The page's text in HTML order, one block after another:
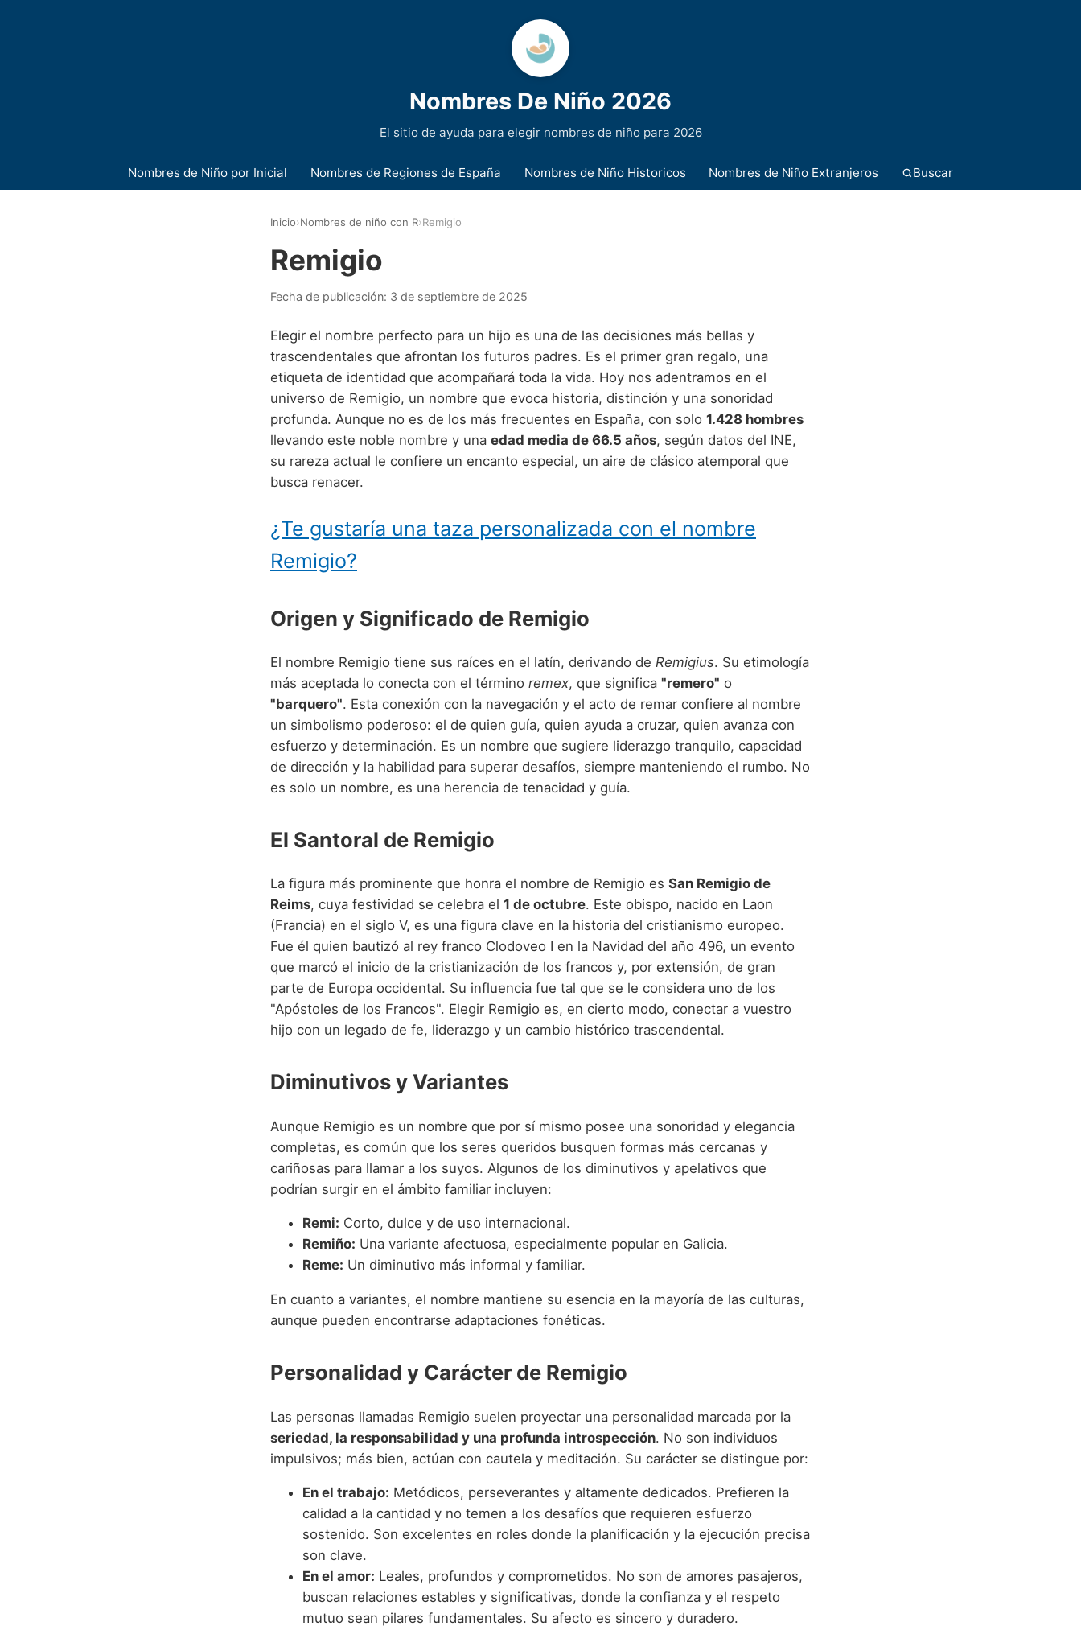
Nombres De Niño 2026
El sitio de ayuda para elegir nombres de niño para 2026
Nombres de Niño por Inicial Nombres de Regiones de España Nombres de Niño Historicos Nombres de Niño Extranjeros Buscar
Inicio›Nombres de niño con R›Remigio
Remigio
Fecha de publicación: 3 de septiembre de 2025
Elegir el nombre perfecto para un hijo es una de las decisiones más bellas y
trascendentales que afrontan los futuros padres. Es el primer gran regalo, una
etiqueta de identidad que acompañará toda la vida. Hoy nos adentramos en el
universo de Remigio, un nombre que evoca historia, distinción y una sonoridad
profunda. Aunque no es de los más frecuentes en España, con solo 1.428 hombres
llevando este noble nombre y una edad media de 66.5 años, según datos del INE,
su rareza actual le confiere un encanto especial, un aire de clásico atemporal que
busca renacer.
¿Te gustaría una taza personalizada con el nombre
Remigio?
Origen y Significado de Remigio
El nombre Remigio tiene sus raíces en el latín, derivando de Remigius. Su etimología
más aceptada lo conecta con el término remex, que significa "remero" o
"barquero". Esta conexión con la navegación y el acto de remar confiere al nombre
un simbolismo poderoso: el de quien guía, quien ayuda a cruzar, quien avanza con
esfuerzo y determinación. Es un nombre que sugiere liderazgo tranquilo, capacidad
de dirección y la habilidad para superar desafíos, siempre manteniendo el rumbo. No
es solo un nombre, es una herencia de tenacidad y guía.
El Santoral de Remigio
La figura más prominente que honra el nombre de Remigio es San Remigio de
Reims, cuya festividad se celebra el 1 de octubre. Este obispo, nacido en Laon
(Francia) en el siglo V, es una figura clave en la historia del cristianismo europeo.
Fue él quien bautizó al rey franco Clodoveo I en la Navidad del año 496, un evento
que marcó el inicio de la cristianización de los francos y, por extensión, de gran
parte de Europa occidental. Su influencia fue tal que se le considera uno de los
"Apóstoles de los Francos". Elegir Remigio es, en cierto modo, conectar a vuestro
hijo con un legado de fe, liderazgo y un cambio histórico trascendental.
Diminutivos y Variantes
Aunque Remigio es un nombre que por sí mismo posee una sonoridad y elegancia
completas, es común que los seres queridos busquen formas más cercanas y
cariñosas para llamar a los suyos. Algunos de los diminutivos y apelativos que
podrían surgir en el ámbito familiar incluyen:
Remi: Corto, dulce y de uso internacional.
Remiño: Una variante afectuosa, especialmente popular en Galicia.
Reme: Un diminutivo más informal y familiar.
En cuanto a variantes, el nombre mantiene su esencia en la mayoría de las culturas,
aunque pueden encontrarse adaptaciones fonéticas.
Personalidad y Carácter de Remigio
Las personas llamadas Remigio suelen proyectar una personalidad marcada por la
seriedad, la responsabilidad y una profunda introspección. No son individuos
impulsivos; más bien, actúan con cautela y meditación. Su carácter se distingue por:
En el trabajo: Metódicos, perseverantes y altamente dedicados. Prefieren la
calidad a la cantidad y no temen a los desafíos que requieren esfuerzo
sostenido. Son excelentes en roles donde la planificación y la ejecución precisa
son clave.
En el amor: Leales, profundos y comprometidos. No son de amores pasajeros,
buscan relaciones estables y significativas, donde la confianza y el respeto
mutuo sean pilares fundamentales. Su afecto es sincero y duradero.